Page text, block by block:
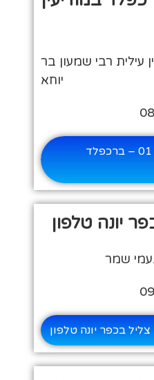
עילית רבי שמעון בר
יוחא
לכל המידע על גן ילדים 01 – ברכפלד
יונה טלפון
שמר
בכפר יונה טלפון